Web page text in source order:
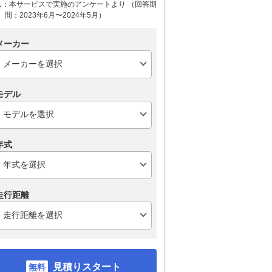
本サービスで実施のアンケートより （回答期
間：2023年6月〜2024年5月）
ーカー
デル
式
行距離
見積りスタート